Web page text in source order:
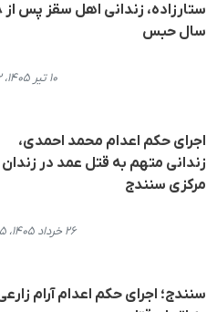
سال حبس
۱۰ تیر ۱۴۰۵، ۱۲:۲۲
اجرای حکم اعدام محمد احمدی،
زندانی متهم به قتل عمد در زندان
مرکزی سنندج
۲۶ خرداد ۱۴۰۵، ۲۲:۰۵
سنندج؛ اجرای حکم اعدام آرام